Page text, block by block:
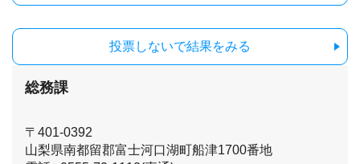
投票しないで結果をみる
総務課
〒401-0392
山梨県南都留郡富士河口湖町船津1700番地